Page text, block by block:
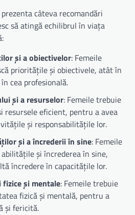
câteva recomandări
să atingă echilibrul în viața
și a obiectivelor: Femeile
prioritățile și obiectivele, atât în
cea profesională.
și a resurselor: Femeile trebuie
resursele eficient, pentru a avea
și responsabilitățile lor.
și a încrederii în sine: Femeile
și încrederea în sine,
încredere în capacitățile lor.
și mentale: Femeile trebuie
fizică și mentală, pentru a
și fericită.